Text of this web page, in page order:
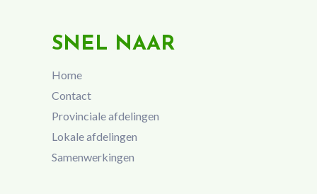
SNEL NAAR
Home
Contact
Provinciale afdelingen
Lokale afdelingen
Samenwerkingen